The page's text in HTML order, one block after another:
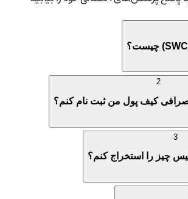
کیف پول من ثبت نام کنم؟
چیز را استخراج کنم؟